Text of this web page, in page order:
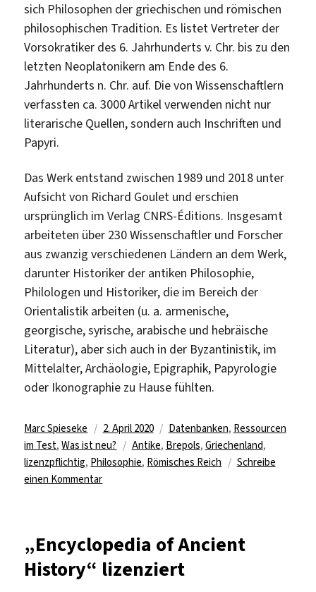
sich Philosophen der griechischen und römischen
philosophischen Tradition. Es listet Vertreter der
Vorsokratiker des 6. Jahrhunderts v. Chr. bis zu den
letzten Neoplatonikern am Ende des 6.
Jahrhunderts n. Chr. auf. Die von Wissenschaftlern
verfassten ca. 3000 Artikel verwenden nicht nur
literarische Quellen, sondern auch Inschriften und
Papyri.
Das Werk entstand zwischen 1989 und 2018 unter
Aufsicht von Richard Goulet und erschien
ursprünglich im Verlag CNRS-Éditions. Insgesamt
arbeiteten über 230 Wissenschaftler und Forscher
aus zwanzig verschiedenen Ländern an dem Werk,
darunter Historiker der antiken Philosophie,
Philologen und Historiker, die im Bereich der
Orientalistik arbeiten (u. a. armenische,
georgische, syrische, arabische und hebräische
Literatur), aber sich auch in der Byzantinistik, im
Mittelalter, Archäologie, Epigraphik, Papyrologie
oder Ikonographie zu Hause fühlten.
Autor
Marc Spieseke
Veröffentlicht
am
2. April 2020 Kategorien
Datenbanken, Ressourcen
im Test,Was ist neu? Schlagwörter
Antike, Brepols, Griechenland,
lizenzpflichtig, Philosophie, Römisches Reich
Schreibe
einen Kommentarzu
antiques“
im
Online-
„Encyclopedia of Ancient
History“ lizenziert